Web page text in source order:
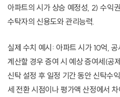
아파트의 시가 상승 예정성, 2) 수익
수탁자의 신용도와 관리능력.
실제 수치 예시: 아파트 시가 10억,
계산할 경우 증여 시 예상 증여세(공
신탁 설정 후 일정 기간 동안 신탁수
세 전환 시점이나 평가액 산정에서